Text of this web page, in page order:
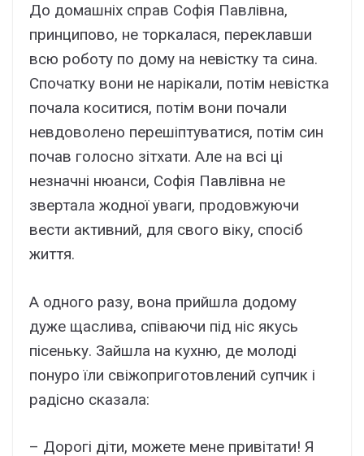
До домашніх справ Софія Павлівна,
принципово, не торкалася, переклавши
всю роботу по дому на невістку та сина.
Спочатку вони не нарікали, потім невістка
почала коситися, потім вони почали
невдоволено перешіптуватися, потім син
почав голосно зітхати. Але на всі ці
незначні нюанси, Софія Павлівна не
звертала жодної уваги, продовжуючи
вести активний, для свого віку, спосіб
життя.
А одного разу, вона прийшла додому
дуже щаслива, співаючи під ніс якусь
пісеньку. Зайшла на кухню, де молоді
понуро їли свіжоприготовлений супчик і
радісно сказала:
– Дорогі діти, можете мене привітати! Я